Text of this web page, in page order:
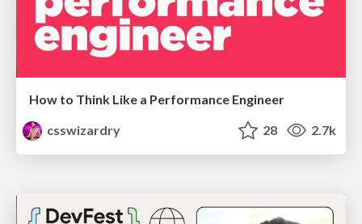
How to Think Like a Performance Engineer
csswizardry
28 2.7k